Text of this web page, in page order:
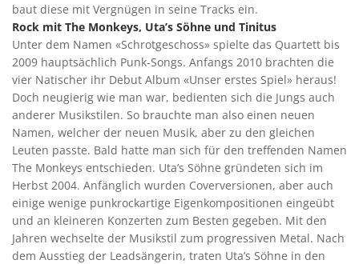
baut diese mit Vergnügen in seine Tracks ein.
Rock mit The Monkeys, Uta’s Söhne und Tinitus
Unter dem Namen «Schrotgeschoss» spielte das Quartett bis
2009 hauptsächlich Punk-Songs. Anfangs 2010 brachten die
vier Natischer ihr Debut Album «Unser erstes Spiel» heraus!
Doch neugierig wie man war, bedienten sich die Jungs auch
anderer Musikstilen. So brauchte man also einen neuen
Namen, welcher der neuen Musik, aber zu den gleichen
Leuten passte. Bald hatte man sich für den treffenden Namen
The Monkeys entschieden. Uta’s Söhne gründeten sich im
Herbst 2004. Anfänglich wurden Coverversionen, aber auch
einige wenige punkrockartige Eigenkompositionen eingeübt
und an kleineren Konzerten zum Besten gegeben. Mit den
Jahren wechselte der Musikstil zum progressiven Metal. Nach
dem Ausstieg der Leadsängerin, traten Uta’s Söhne in den